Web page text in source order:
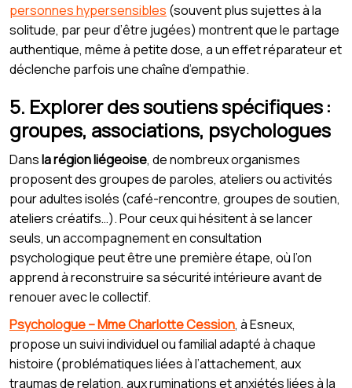
personnes hypersensibles (souvent plus sujettes à la
solitude, par peur d’être jugées) montrent que le partage
authentique, même à petite dose, a un effet réparateur et
déclenche parfois une chaîne d’empathie.
5. Explorer des soutiens spécifiques :
groupes, associations, psychologues
Dansla région liégeoise, de nombreux organismes
proposent des groupes de paroles, ateliers ou activités
pour adultes isolés (café-rencontre, groupes de soutien,
ateliers créatifs…). Pour ceux qui hésitent à se lancer
seuls, un accompagnement en consultation
psychologique peut être une première étape, où l’on
apprend à reconstruire sa sécurité intérieure avant de
renouer avec le collectif.
Psychologue – Mme Charlotte Cession, à Esneux,
propose un suivi individuel ou familial adapté à chaque
histoire (problématiques liées à l’attachement, aux
traumas de relation, aux ruminations et anxiétés liées à la